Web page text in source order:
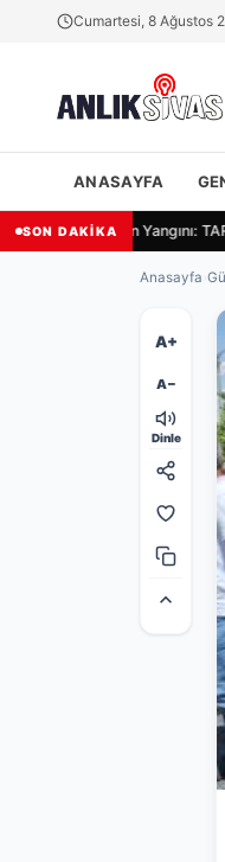
Cumartesi, 8 Ağustos
ANASAYFA
SON DAKİKA
Ulukapı'da Ekin Yangını:
Anasayfa
A+
A−
Dinle